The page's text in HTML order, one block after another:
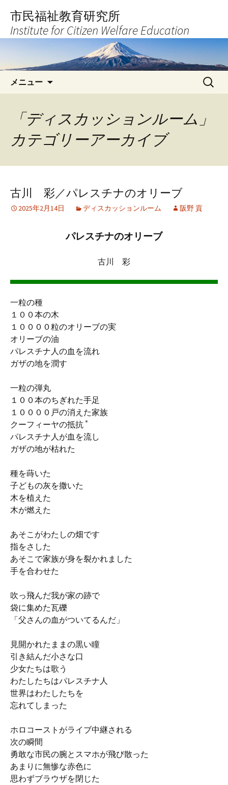
へ
キ
市民福祉教育研究所
Institute for Citizen Welfare Education
メニュー
検
索:
「ディスカッションルーム」
カテゴリーアーカイブ
古川 彩／パレスチナのオリーブ
2025年2月14日 ディスカッションルーム 阪野 貢
パレスチナのオリーブ
古川 彩
一粒の種
１００本の木
１００００粒のオリーブの実
オリーブの油
パレスチナ人の血を流れ
ガザの地を潤す
一粒の弾丸
１００本のちぎれた手足
１００００戸の消えた家族
クーフィーヤの抵抗 ＊
パレスチナ人が血を流し
ガザの地が枯れた
種を蒔いた
子どもの灰を撒いた
木を植えた
木が燃えた
あそこがわたしの畑です
指をさした
あそこで家族が身を裂かれました
手を合わせた
吹っ飛んだ我が家の跡で
袋に集めた瓦礫
「父さんの血がついてるんだ」
見開かれたままの黒い瞳
引き結んだ小さな口
少女たちは歌う
わたしたちはパレスチナ人
世界はわたしたちを
忘れてしまった
ホロコーストがライブ中継される
次の瞬間
勇敢な市民の腕とスマホが飛び散った
あまりに無惨な赤色に
思わずブラウザを閉じた